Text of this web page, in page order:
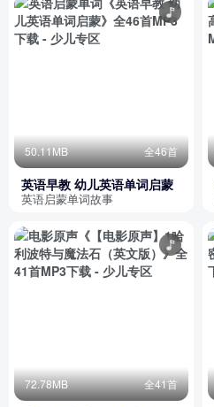
50.11MB 全46首
英语早教 幼儿英语单词启蒙
英语启蒙单词故事
72.78MB 全41首